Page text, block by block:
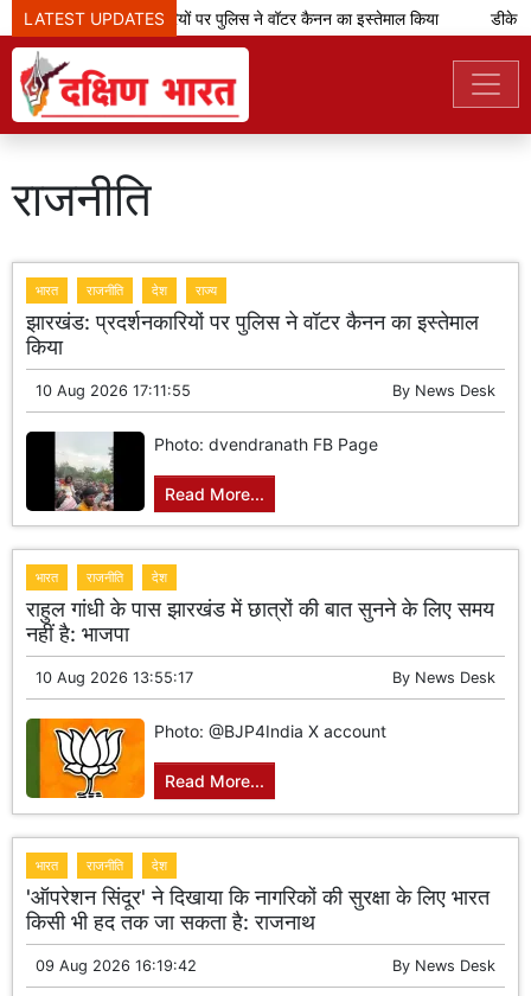
LATEST UPDATES
झारखंड: प्रदर्शनकारियों पर पुलिस ने वॉटर कैनन का इस्तेमाल किया डीके
राजनीति
भारत राजनीति देश राज्य
झारखंड: प्रदर्शनकारियों पर पुलिस ने वॉटर कैनन का इस्तेमाल
किया
10 Aug 2026 17:11:55 By News Desk
Photo: dvendranath FB Page
Read More...
भारत राजनीति देश
राहुल गांधी के पास झारखंड में छात्रों की बात सुनने के लिए समय
नहीं है: भाजपा
10 Aug 2026 13:55:17 By News Desk
Photo: @BJP4India X account
Read More...
भारत राजनीति देश
'ऑपरेशन सिंदूर' ने दिखाया कि नागरिकों की सुरक्षा के लिए भारत
किसी भी हद तक जा सकता है: राजनाथ
09 Aug 2026 16:19:42 By News Desk